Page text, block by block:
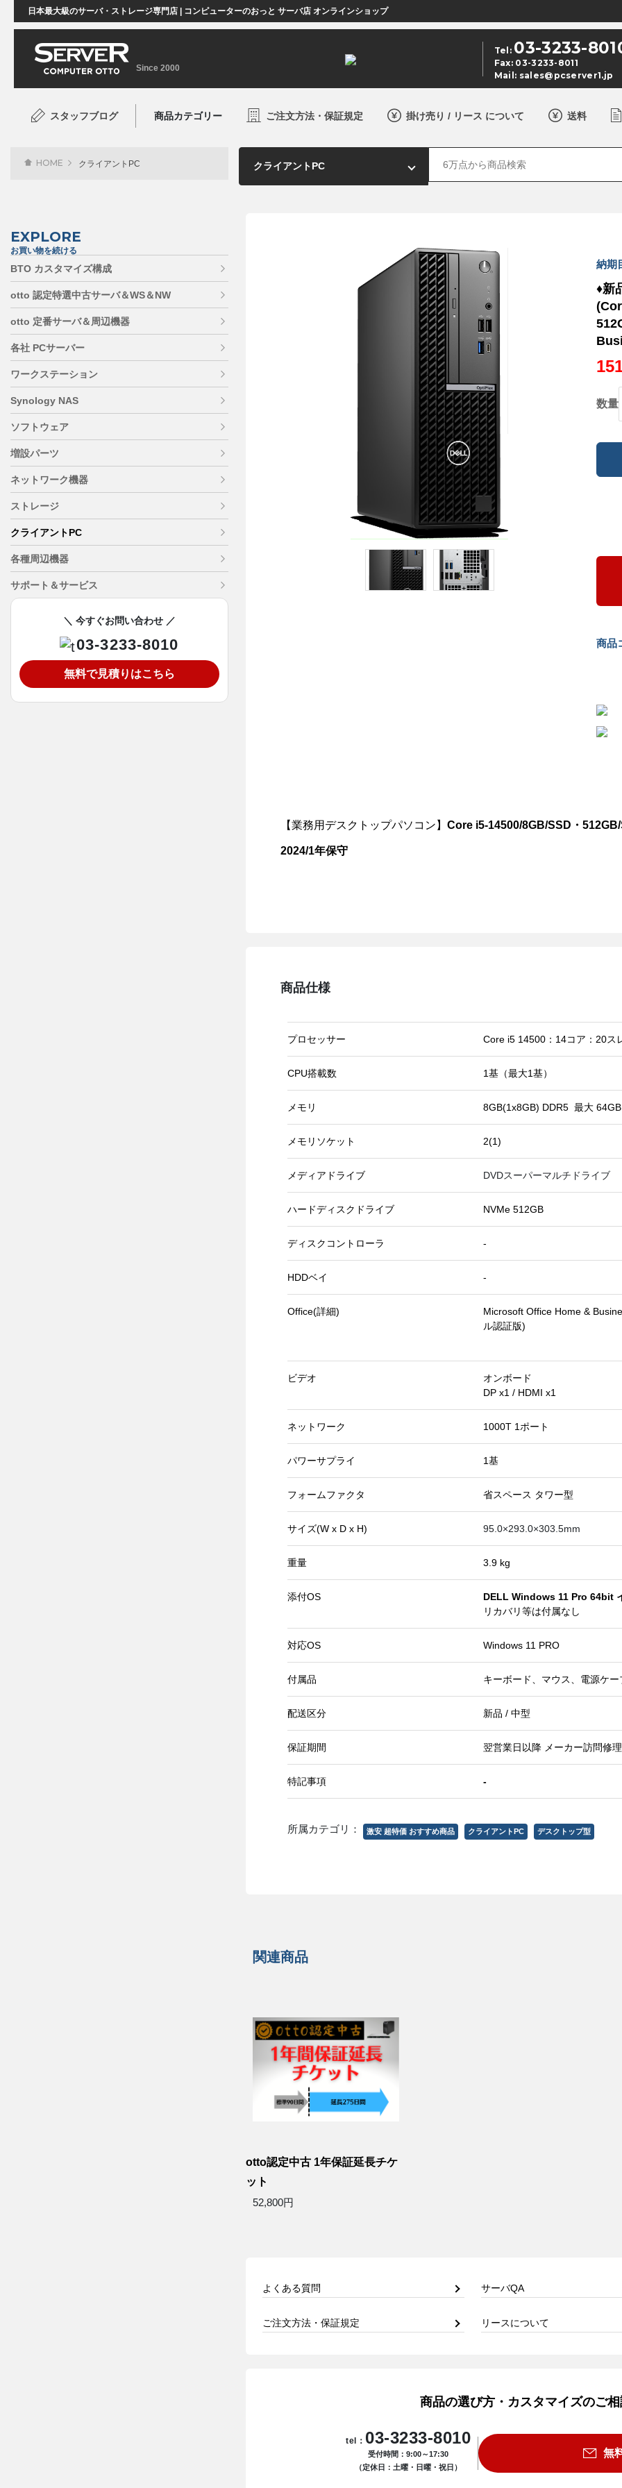
日本最大級のサーバ・ストレージ専門店 | コンピューターのおっと サーバ店 オンラインショップ
Since 2000
Tel: 03-3233-
Fax: 03-3233-8011
Mail: sales@pcserver1.jp
スタッフブログ 商品カテゴリー ご注文方法・保証規定 掛け売り / リース について 送料
納期
♦新
数量
商品
【業務用デスクトップパソコン】 Core i5-14500/8GB/SSD・
2024/1年保守
商品仕様
プロセッサー Core i5 14500：14コア：20ス
CPU搭載数 1基（最大1基）
メモリ 8GB(1x8GB) DDR5 最大 64GB
メモリソケット 2(1)
メディアドライブ DVDスーパーマルチドライブ
ハードディスクドライブ NVMe 512GB
ディスクコントローラ -
HDDベイ -
Office(詳細)
Microsoft Office Home &
ル認証版)
ビデオ
オンボード
DP x1 / HDMI x1
ネットワーク 1000T 1ポート
パワーサプライ 1基
フォームファクタ 省スペース タワー型
サイズ(W x D x H) 95.0×293.0×303.5mm
重量 3.9 kg
添付OS
DELL Windows 11 Pro 64bit
リカバリ等は付属なし
対応OS Windows 11 PRO
付属品 キーボード、マウス、電源ケー
配送区分 新品 / 中型
保証期間 翌営業日以降 メーカー訪問修
特記事項 -
所属カテゴリ： 激安 超特価 おすすめ商品 クライアントPC デスクトップ型
関連商品
otto認定中古 1年保証延長チケ
ット
52,800円
よくある質問 サーバQA
ご注文方法・保証規定 リースについて
商品の選び方・カスタマイズのご
tel： 03-3233-8010
受付時間：9:00～17:30
（定休日：土曜・日曜・祝日）
無
HOME クライアントPC
EXPLORE
お買い物を続ける
BTO カスタマイズ構成
otto 認定特選中古サーバ＆WS＆NW
otto 定番サーバ＆周辺機器
各社 PCサーバー
ワークステーション
Synology NAS
ソフトウェア
増設パーツ
ネットワーク機器
ストレージ
クライアントPC
各種周辺機器
サポート＆サービス
＼ 今すぐお問い合わせ ／
03-3233-8010
無料で見積りはこちら